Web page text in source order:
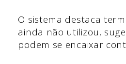
O sistema destaca
ainda não utilizou,
podem se encaixar